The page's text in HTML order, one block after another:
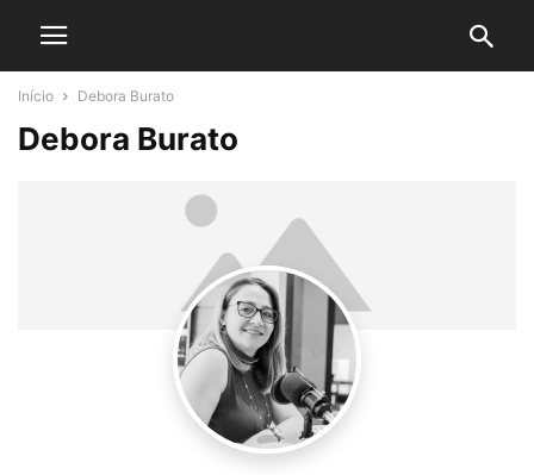
Início Debora Burato
Debora Burato